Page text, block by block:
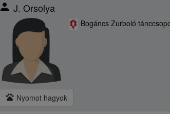
person J. Orsolya
Bogáncs Zurboló
pets Nyomot hagyok